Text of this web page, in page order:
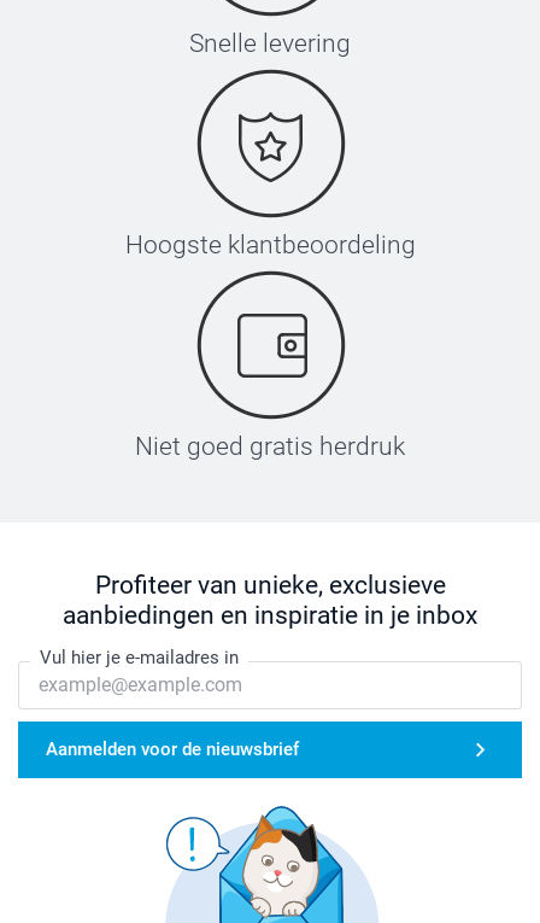
Snelle levering
Hoogste klantbeoordeling
Niet goed gratis herdruk
Profiteer van unieke, exclusieve
aanbiedingen en inspiratie in je inbox
Vul hier je e-mailadres in
Aanmelden voor de nieuwsbrief